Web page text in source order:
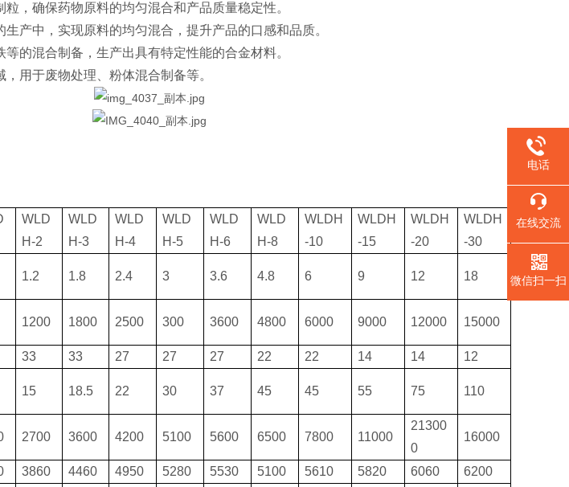
，确保药物原料的均匀混合和产品质量稳定性‌。
产中，实现原料的均匀混合，提升产品的口感和品质‌。
的混合制备，生产出具有特定性能的合金材料‌。
用于废物处理、粉体混合制备等‌。
WLD
H-2
WLD
H-3
WLD
H-4
WLD
H-5
WLD
H-6
WLD
H-8
WLDH
-10
WLDH
-15
WLDH
-20
WLDH
-30
1.2 1.8 2.4 3 3.6 4.8 6 9 12 18
1200 1800 2500 300 3600 4800 6000 9000 12000 15000
33 33 27 27 27 22 22 14 14
12
15 18.5 22 30 37 45 45 55 75 110
2700 3600 4200 5100 5600 6500 7800 11000
21300
0
16000
3860 4460 4950 5280 5530 5100 5610 5820 6060
6200
电话
在线交流
微信扫一扫